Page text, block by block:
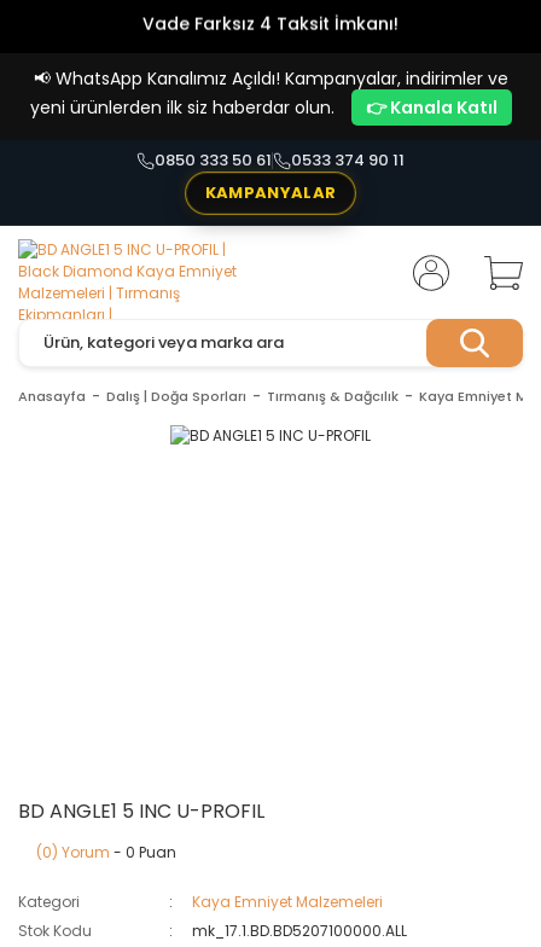
Vade Farksız 4 Taksit İmkanı!
📢 WhatsApp Kanalımız Açıldı! Kampanyalar, indirimler ve
yeni ürünlerden ilk siz haberdar olun.
👉 Kanala Katıl
0850 333 50 61
0533 374 90 11
KAMPANYALAR
Anasayfa Dalış | Doğa Sporları Tırmanış & Dağcılık Kaya Emniyet
BD ANGLE1 5 INC U-PROFIL
(0) Yorum - 0 Puan
Kategori
Kaya Emniyet Malzemeleri
Stok Kodu
mk_17.1.BD.BD5207100000.ALL